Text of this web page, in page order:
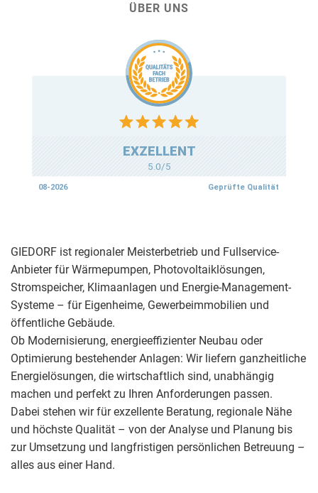
ÜBER UNS
GIEDORF ist regionaler Meisterbetrieb und Fullservice-
Anbieter für Wärmepumpen, Photovoltaiklösungen,
Stromspeicher, Klimaanlagen und Energie-Management-
Systeme – für Eigenheime, Gewerbeimmobilien und
öffentliche Gebäude.
Ob Modernisierung, energieeffizienter Neubau oder
Optimierung bestehender Anlagen: Wir liefern ganzheitliche
Energielösungen, die wirtschaftlich sind, unabhängig
machen und perfekt zu Ihren Anforderungen passen.
Dabei stehen wir für exzellente Beratung, regionale Nähe
und höchste Qualität – von der Analyse und Planung bis
zur Umsetzung und langfristigen persönlichen Betreuung –
alles aus einer Hand.